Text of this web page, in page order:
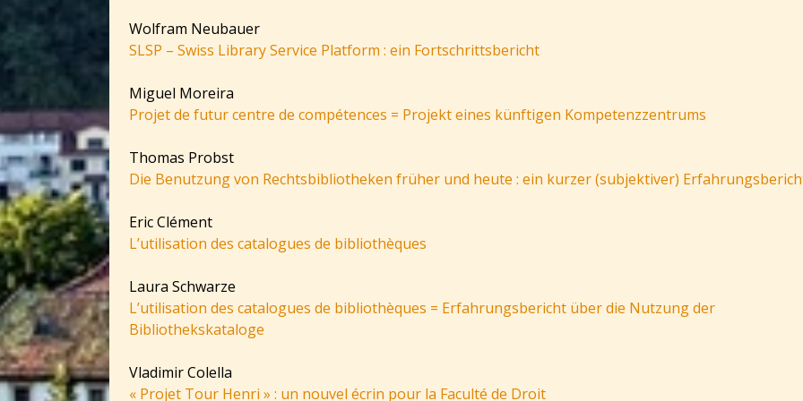
Wolfram Neubauer
SLSP – Swiss Library Service Platform : ein Fortschrittsbericht
Miguel Moreira
Projet de futur centre de compétences = Projekt eines künftigen Kompetenzzentrums
Thomas Probst
Die Benutzung von Rechtsbibliotheken früher und heute : ein kurzer (subjektiver)
Eric Clément
L’utilisation des catalogues de bibliothèques
Laura Schwarze
L’utilisation des catalogues de bibliothèques = Erfahrungsbericht über die Nutzung der
Bibliothekskataloge
Vladimir Colella
« Projet Tour Henri » : un nouvel écrin pour la Faculté de Droit